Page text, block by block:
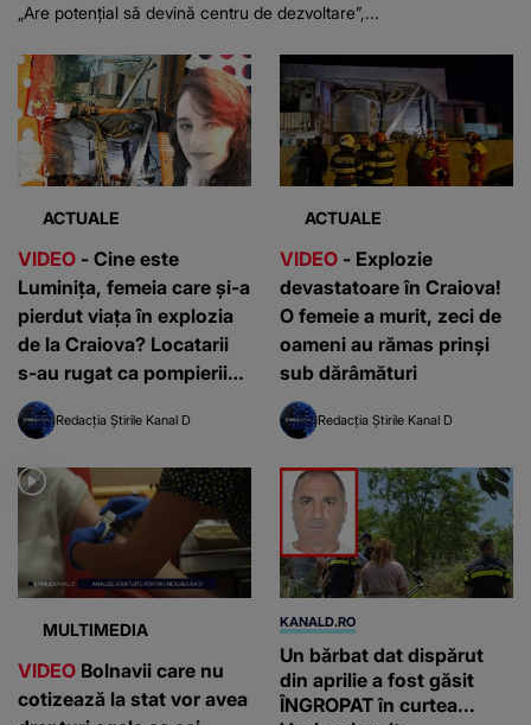
„Are potențial să devină centru de dezvoltare”,...
ACTUALE
VIDEO - Cine este
Luminița, femeia care și-a
pierdut viața în explozia
de la Craiova? Locatarii
s-au rugat ca pompierii
să-i salveze de sub ruine
Redacția Știrile Kanal D
ACTUALE
VIDEO - Explozie
devastatoare în Craiova!
O femeie a murit, zeci de
oameni au rămas prinși
sub dărâmături
Redacția Știrile Kanal D
MULTIMEDIA
VIDEO Bolnavii care nu
cotizează la stat vor avea
KANALD.RO
Un bărbat dat dispărut
din aprilie a fost găsit
ÎNGROPAT în curtea...